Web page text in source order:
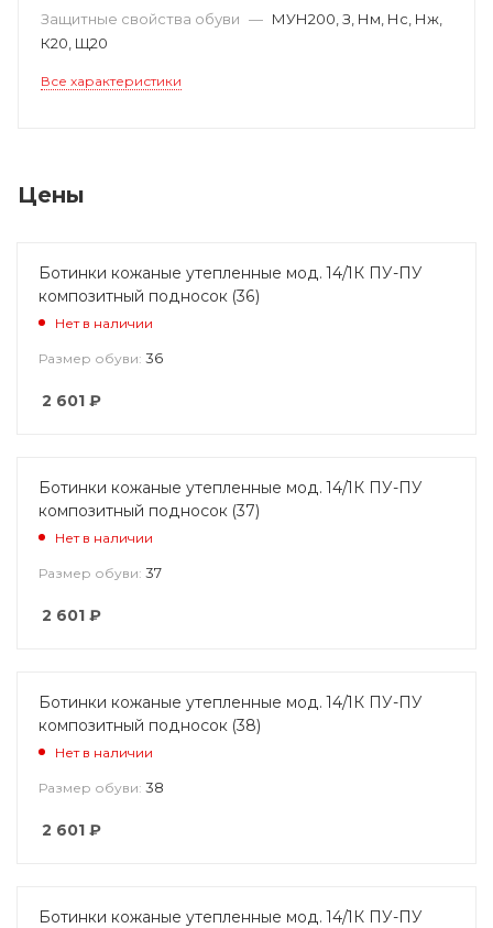
Защитные свойства обуви — МУН200, З, Нм, Нс, Нж,
К20, Щ20
Все характеристики
Цены
Ботинки кожаные утепленные мод. 14/1К ПУ-ПУ
композитный подносок (36)
Нет в наличии
Размер обуви: 36
2 601 ₽
Ботинки кожаные утепленные мод. 14/1К ПУ-ПУ
композитный подносок (37)
Нет в наличии
Размер обуви: 37
2 601 ₽
Ботинки кожаные утепленные мод. 14/1К ПУ-ПУ
композитный подносок (38)
Нет в наличии
Размер обуви: 38
2 601 ₽
Ботинки кожаные утепленные мод. 14/1К ПУ-ПУ